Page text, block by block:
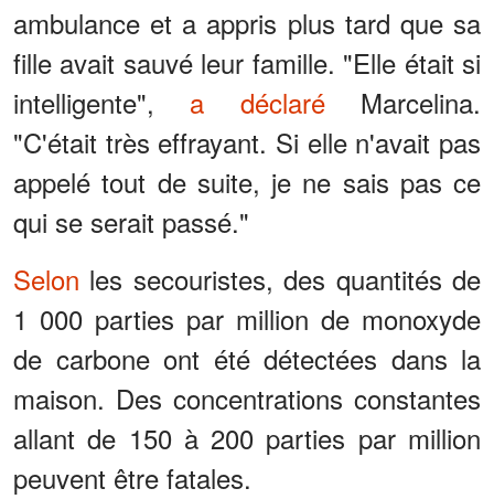
ambulance et a appris plus tard que sa
fille avait sauvé leur famille. "Elle était si
intelligente", a déclaréMarcelina.
"C'était très effrayant. Si elle n'avait pas
appelé tout de suite, je ne sais pas ce
qui se serait passé."
Selon les secouristes, des quantités de
1 000 parties par million de monoxyde
de carbone ont été détectées dans la
maison. Des concentrations constantes
allant de 150 à 200 parties par million
peuvent être fatales.